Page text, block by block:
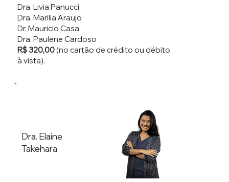
Dra. Livia Panucci
Dra. Marilia Araujo
Dr. Mauricio Casa
Dra. Paulene Cardoso
R$ 320,00(no cartão de crédito ou débito
à vista).
Dra. Elaine
Takehara